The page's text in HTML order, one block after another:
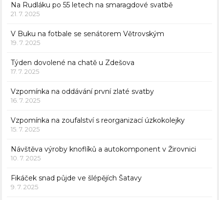
Na Rudláku po 55 letech na smaragdové svatbě
21. 7. 2025
V Buku na fotbale se senátorem Větrovským
19. 7. 2025
Týden dovolené na chatě u Zdešova
17. 7. 2025
Vzpomínka na oddávání první zlaté svatby
16. 7. 2025
Vzpomínka na zoufalství s reorganizací úzkokolejky
15. 7. 2025
Návštěva výroby knoflíků a autokomponent v Žirovnici
10. 7. 2025
Fikáček snad půjde ve šlépějích Šatavy
9. 7. 2025